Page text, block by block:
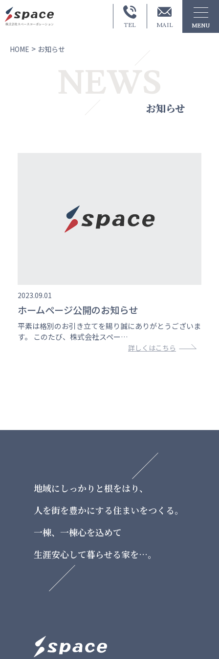
TEL MAIL MENU
HOME > お知らせ
NEWS
お知らせ
2023.09.01
ホームページ公開のお知らせ
平素は格別のお引き立てを賜り誠にありがとうございま
す。 このたび、株式会社スペー…
詳しくはこちら
地域にしっかりと根をはり、
⼈を街を豊かにする住まいをつくる。
⼀棟、⼀棟⼼を込めて
⽣涯安⼼して暮らせる家を…。